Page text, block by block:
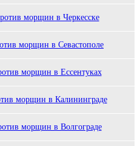
морщин в Черкесске
морщин в Севастополе
морщин в Ессентуках
морщин в Калининграде
морщин в Волгограде